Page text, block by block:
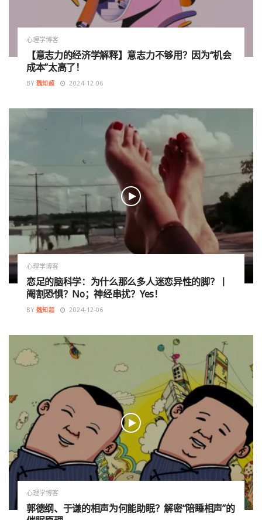
心理学博客
【意志力的经济学解释】意志力不够用？因为“机会
成本”太高了！
BY 魏知超 2024-12-06
心理学博客
恋足的脑科学：为什么那么多人迷恋异性的脚？丨
阉割恐惧？No；神经串扰？Yes！
BY 魏知超 2024-12-06
心理学博客
郭德纲、于谦的相声为何能助眠？解密“陪睡相声”的